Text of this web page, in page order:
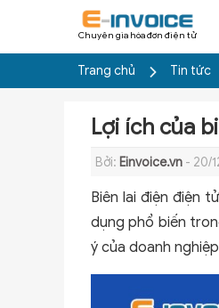
Chuyên gia hóa đơn điện tử
Trang chủ Tin tức
Lợi ích của
Bởi: Einvoice.vn - 20/
Biên lai điện điện
dụng phổ biến
ý của doanh